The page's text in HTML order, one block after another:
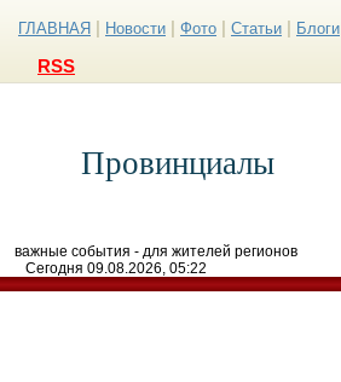
ГЛАВНАЯ Новости Фото Статьи Блоги
RSS
Провинциалы
важные события - для жителей регионов
Сегодня 09.08.2026, 05:22